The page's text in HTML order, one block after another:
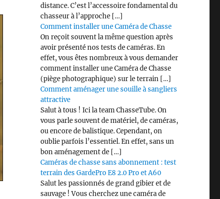
distance. C’est l’accessoire fondamental du
chasseur à l’approche […]
Comment installer une Caméra de Chasse
On reçoit souvent la même question après
avoir présenté nos tests de caméras. En
effet, vous êtes nombreux à vous demander
comment installer une Caméra de Chasse
(piège photographique) sur le terrain […]
Comment aménager une souille à sangliers
attractive
Salut à tous ! Ici la team ChasseTube. On
vous parle souvent de matériel, de caméras,
ou encore de balistique. Cependant, on
oublie parfois l’essentiel. En effet, sans un
bon aménagement de […]
Caméras de chasse sans abonnement : test
terrain des GardePro E8 2.0 Pro et A60
Salut les passionnés de grand gibier et de
sauvage ! Vous cherchez une caméra de